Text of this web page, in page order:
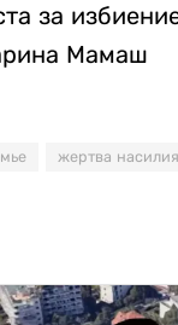
за
Мамаш
жертва насилия